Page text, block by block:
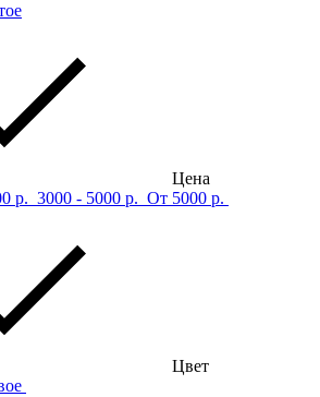
Цена
р. 3000 - 5000 р. От 5000 р.
Цвет